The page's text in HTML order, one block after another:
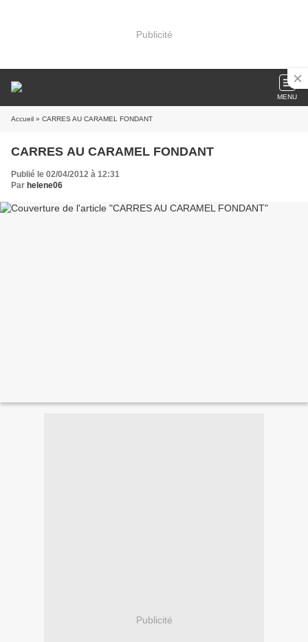
Publicité
MENU
Accueil » CARRES AU CARAMEL FONDANT
CARRES AU CARAMEL FONDANT
Publié le 02/04/2012 à 12:31
Par helene06
Publicité